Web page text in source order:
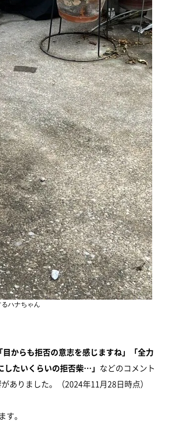
ハナちゃん
目からも拒否の意志を感じますね」「全力
たいくらいの拒否柴…」 などのコメント
ありました。（2024年11月28日時点）
。